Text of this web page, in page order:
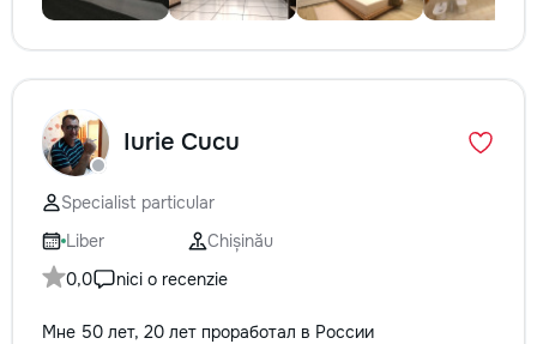
Iurie Cucu
Specialist particular
Liber
Chișinău
0,0
nici o recenzie
Мне 50 лет, 20 лет проработал в России